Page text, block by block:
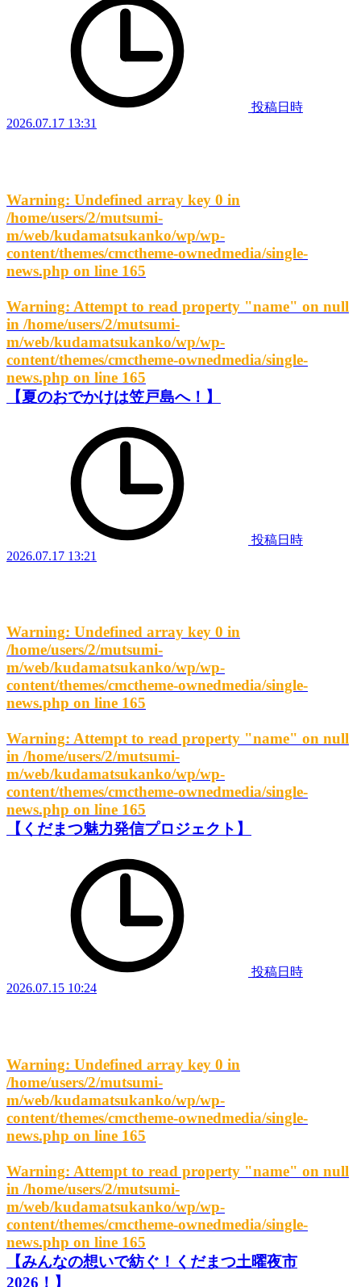
投稿日時
2026.07.17 13:31
Warning: Undefined array key 0 in
/home/users/2/mutsumi-
m/web/kudamatsukanko/wp/wp-
content/themes/cmctheme-ownedmedia/single-
news.php on line 165
Warning: Attempt to read property "name" on null
in /home/users/2/mutsumi-
m/web/kudamatsukanko/wp/wp-
content/themes/cmctheme-ownedmedia/single-
news.php on line 165
【夏のおでかけは笠戸島へ！】
投稿日時
2026.07.17 13:21
Warning: Undefined array key 0 in
/home/users/2/mutsumi-
m/web/kudamatsukanko/wp/wp-
content/themes/cmctheme-ownedmedia/single-
news.php on line 165
Warning: Attempt to read property "name" on null
in /home/users/2/mutsumi-
m/web/kudamatsukanko/wp/wp-
content/themes/cmctheme-ownedmedia/single-
news.php on line 165
【くだまつ魅力発信プロジェクト】
投稿日時
2026.07.15 10:24
Warning: Undefined array key 0 in
/home/users/2/mutsumi-
m/web/kudamatsukanko/wp/wp-
content/themes/cmctheme-ownedmedia/single-
news.php on line 165
Warning: Attempt to read property "name" on null
in /home/users/2/mutsumi-
m/web/kudamatsukanko/wp/wp-
content/themes/cmctheme-ownedmedia/single-
news.php on line 165
【みんなの想いで紡ぐ！くだまつ土曜夜市
2026！】